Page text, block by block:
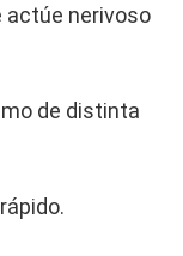
actúe nerivoso
de distinta